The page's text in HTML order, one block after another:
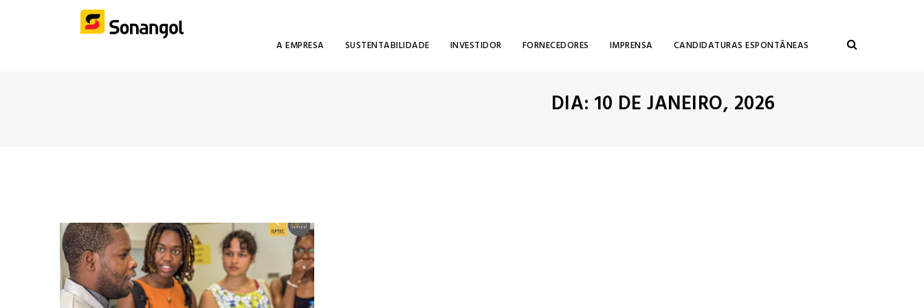
A EMPRESA SUSTENTABILIDADE INVESTIDOR FORNECEDORES IMPRENSA CANDIDATURAS ESPONTÂNEAS
DIA: 10 DE JANEIRO, 2026